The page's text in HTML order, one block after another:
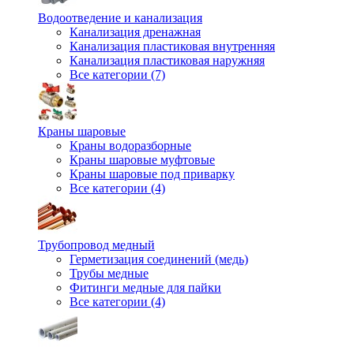
Водоотведение и канализация
Канализация дренажная
Канализация пластиковая внутренняя
Канализация пластиковая наружняя
Все категории (7)
Краны шаровые
Краны водоразборные
Краны шаровые муфтовые
Краны шаровые под приварку
Все категории (4)
Трубопровод медный
Герметизация соединений (медь)
Трубы медные
Фитинги медные для пайки
Все категории (4)